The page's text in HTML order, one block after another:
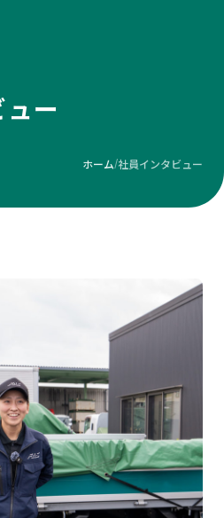
ー
ホーム/社員インタビュー